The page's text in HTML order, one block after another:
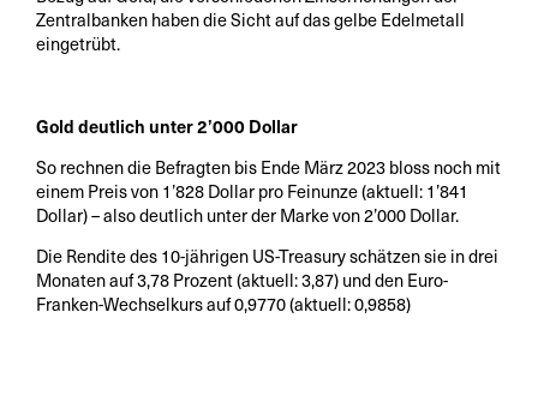
Zentralbanken haben die Sicht auf das gelbe Edelmetall
eingetrübt.
Gold deutlich unter 2’000 Dollar
So rechnen die Befragten bis Ende März 2023 bloss noch mit
einem Preis von 1’828 Dollar pro Feinunze (aktuell: 1’841
Dollar) – also deutlich unter der Marke von 2’000 Dollar.
Die Rendite des 10-jährigen US-Treasury schätzen sie in drei
Monaten auf 3,78 Prozent (aktuell: 3,87) und den Euro-
Franken-Wechselkurs auf 0,9770 (aktuell: 0,9858)